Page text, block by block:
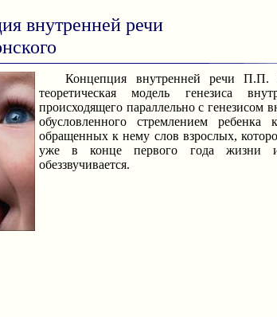
внутренней речи
Концепция внутренней речи П.П.
теоретическая модель генезиса
происходящего параллельно с генезисом
обусловленного стремлением ребенка
обращенных к нему слов взрослых,
уже в конце первого года жизни и
обеззвучивается.